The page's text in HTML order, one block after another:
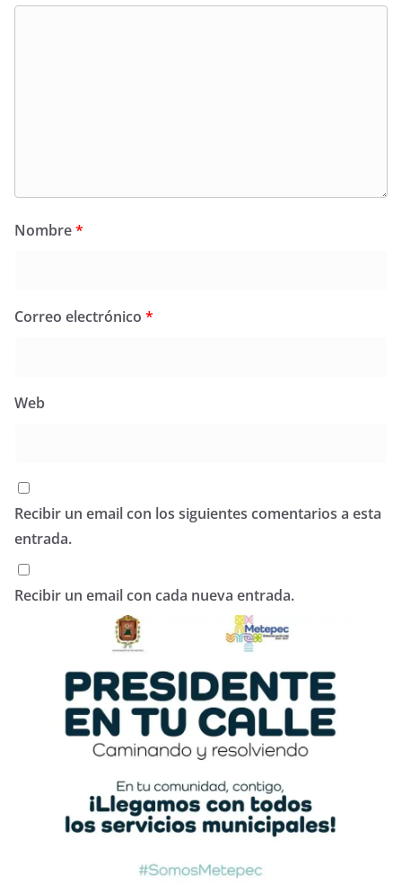
Nombre*
Correo electrónico *
Web
Recibir un email con los siguientes comentarios a esta
entrada.
Recibir un email con cada nueva entrada.